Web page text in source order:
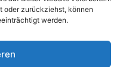
oder zurückziehst, können
werden.